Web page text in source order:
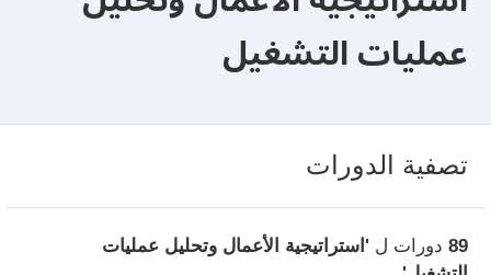
عمليات التشغيل
تصفية الدورات
89 دورات ل'استراتيجية الأعمال وتحليل عمليات